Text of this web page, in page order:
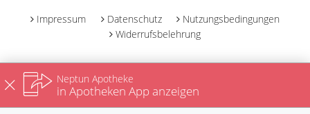
Impressum Datenschutz
Nutzungsbedingungen
Widerrufsbelehrung
Neptun Apotheke
in Apotheken App anzeigen